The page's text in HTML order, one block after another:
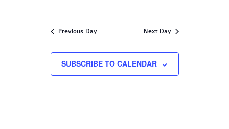
Previous Day Next Day
SUBSCRIBE TO CALENDAR